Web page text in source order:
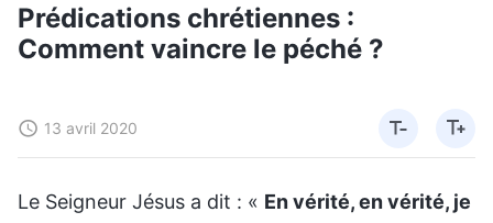
Prédications chrétiennes :
Comment vaincre le péché ?
13 avril 2020
Le Seigneur Jésus a dit : « En vérité, en vérité, je